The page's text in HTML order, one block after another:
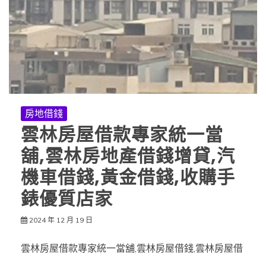
房地借錢
雲林房屋借款專家統一當
舖,雲林房地產借錢增貸,汽
機車借錢,黃金借錢,收購手
錶優質店家
2024 年 12 月 19 日
雲林房屋借款專家統一當舖,雲林房屋借錢,雲林房屋借